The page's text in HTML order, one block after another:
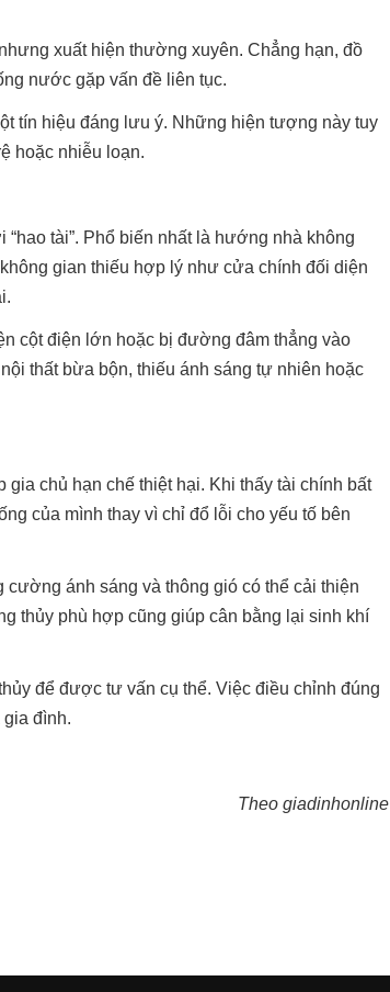
xuất hiện thường xuyên. Chẳng hạn, đồ
nước gặp vấn đề liên tục.
tín hiệu đáng lưu ý. Những hiện tượng này tuy
hoặc nhiễu loạn.
tài”. Phổ biến nhất là hướng nhà không
gian thiếu hợp lý như cửa chính đối diện
cột điện lớn hoặc bị đường đâm thẳng vào
thất bừa bộn, thiếu ánh sáng tự nhiên hoặc
gia chủ hạn chế thiệt hại. Khi thấy tài chính bất
của mình thay vì chỉ đổ lỗi cho yếu tố bên
ánh sáng và thông gió có thể cải thiện
thủy phù hợp cũng giúp cân bằng lại sinh khí
để được tư vấn cụ thể. Việc điều chỉnh đúng
đình.
Theo giadinhonline